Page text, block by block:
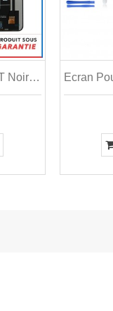
Ecran Pour Xiaomi REDMI 9T Noir Bleue Orange Vert M2010J19SG + Outils + Colle